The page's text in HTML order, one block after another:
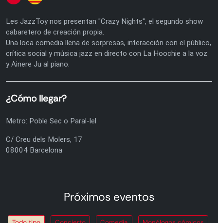
Les JazzToy nos presentan "Crazy Nights", el segundo show
cabaretero de creación propia.
Una loca comedia llena de sorpresas, interacción con el público,
crítica social y música jazz en directo con La Hoochie a la voz
y Ainere Ju al piano.
¿Cómo llegar?
Metro: Poble Sec o Paral-lel
C/ Creu dels Molers, 17
08004 Barcelona
Próximos eventos